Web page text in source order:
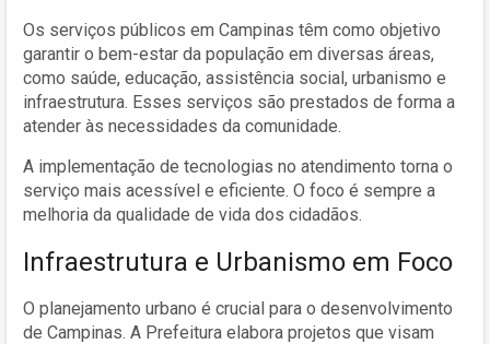
Os serviços públicos em Campinas têm como objetivo
garantir o bem-estar da população em diversas áreas,
como saúde, educação, assistência social, urbanismo e
infraestrutura. Esses serviços são prestados de forma a
atender às necessidades da comunidade.
A implementação de tecnologias no atendimento torna o
serviço mais acessível e eficiente. O foco é sempre a
melhoria da qualidade de vida dos cidadãos.
Infraestrutura e Urbanismo em Foco
O planejamento urbano é crucial para o desenvolvimento
de Campinas. A Prefeitura elabora projetos que visam